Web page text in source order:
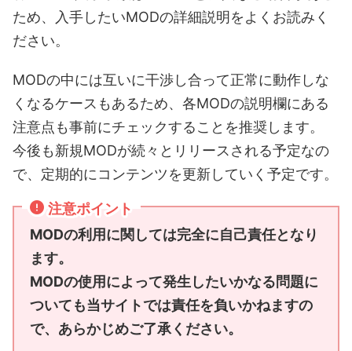
ため、入手したいMODの詳細説明をよくお読みく
ださい。
MODの中には互いに干渉し合って正常に動作しな
くなるケースもあるため、各MODの説明欄にある
注意点も事前にチェックすることを推奨します。
今後も新規MODが続々とリリースされる予定なの
で、定期的にコンテンツを更新していく予定です。
注意ポイント
MODの利用に関しては完全に自己責任となり
ます。
MODの使用によって発生したいかなる問題に
ついても当サイトでは責任を負いかねますの
で、あらかじめご了承ください。